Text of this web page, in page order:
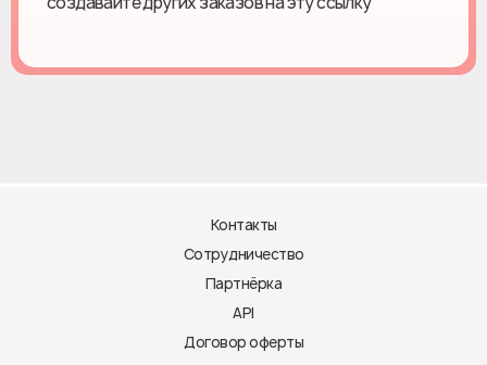
Контакты
Сотрудничество
Партнёрка
API
Договор оферты